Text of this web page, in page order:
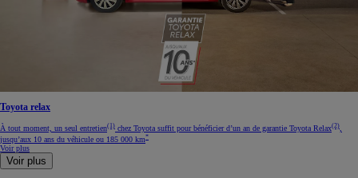
Toyota relax
À tout moment, un seul entretien(1) chez Toyota suffit pour bénéficier d’un an de garantie Toyota Relax(2),
jusqu’aux 10 ans du véhicule ou 185 000 km*
Voir plus
Voir plus